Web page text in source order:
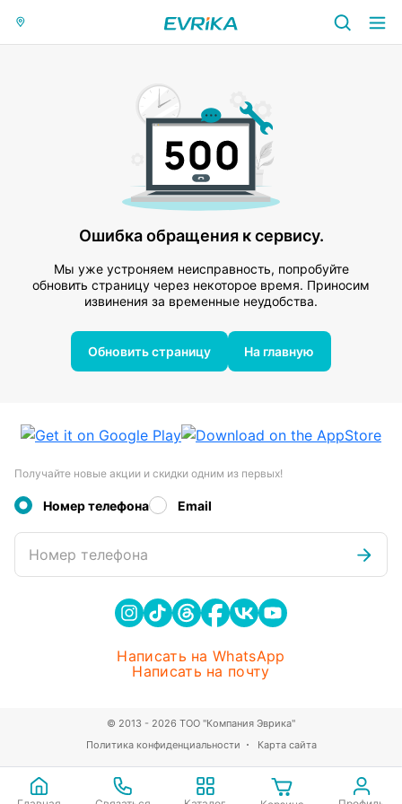
Ошибка обращения к сервису.
Мы уже устроняем неисправность, попробуйте
обновить страницу через некоторое время. Приносим
извинения за временные неудобства.
Обновить страницу На главную
Получайте новые акции и скидки одним из первых!
Номер телефона Email
Номер телефона
Написать на WhatsApp
Написать на почту
Политика конфиденциальности Карта сайта
© 2013 - 2026 ТОО "Компания Эврика"